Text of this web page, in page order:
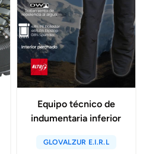
Equipo técnico de
indumentaria inferior
GLOVALZUR E.I.R.L